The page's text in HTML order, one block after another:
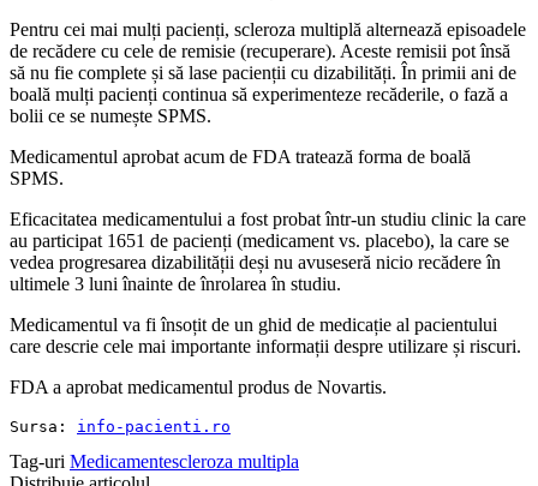
Pentru cei mai mulți pacienți, scleroza multiplă alternează episoadele
de recădere cu cele de remisie (recuperare). Aceste remisii pot însă
să nu fie complete și să lase pacienții cu dizabilități. În primii ani de
boală mulți pacienți continua să experimenteze recăderile, o fază a
bolii ce se numește SPMS.
Medicamentul aprobat acum de FDA tratează forma de boală
SPMS.
Eficacitatea medicamentului a fost probat într-un studiu clinic la care
au participat 1651 de pacienți (medicament vs. placebo), la care se
vedea progresarea dizabilității deși nu avuseseră nicio recădere în
ultimele 3 luni înainte de înrolarea în studiu.
Medicamentul va fi însoțit de un ghid de medicație al pacientului
care descrie cele mai importante informații despre utilizare și riscuri.
FDA a aprobat medicamentul produs de Novartis.
Sursa: info-pacienti.ro
Tag-uri Medicamentescleroza multipla